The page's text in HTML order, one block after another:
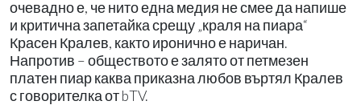
очевадно е, че нито една медия не смее да напише
и критична запетайка срещу „краля на пиара“
Красен Кралев, както иронично е наричан.
Напротив – обществото е залято от петмезен
платен пиар каква приказна любов въртял Кралев
с говорителка от bTV.